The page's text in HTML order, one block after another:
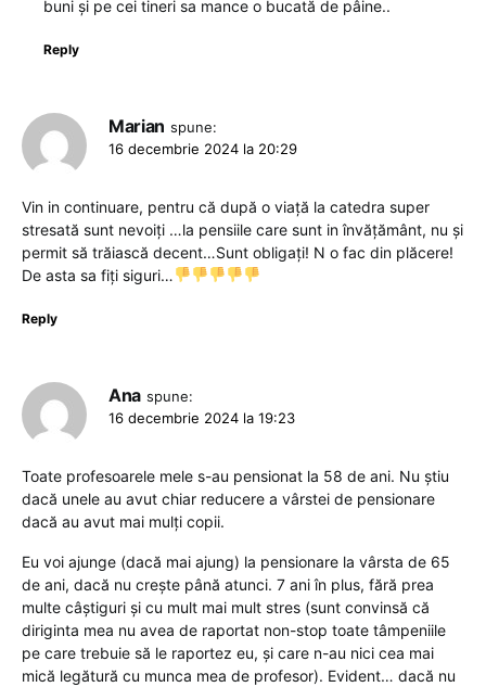
buni și pe cei tineri sa mance o bucată de pâine..
Reply
Marian spune:
16 decembrie 2024 la 20:29
Vin in continuare, pentru că după o viață la catedra super
stresată sunt nevoiți …la pensiile care sunt in învățământ, nu și
permit să trăiască decent…Sunt obligați! N o fac din plăcere!
De asta sa fiți siguri…
Reply
Ana spune:
16 decembrie 2024 la 19:23
Toate profesoarele mele s-au pensionat la 58 de ani. Nu știu
dacă unele au avut chiar reducere a vârstei de pensionare
dacă au avut mai mulți copii.
Eu voi ajunge (dacă mai ajung) la pensionare la vârsta de 65
de ani, dacă nu crește până atunci. 7 ani în plus, fără prea
multe câștiguri și cu mult mai mult stres (sunt convinsă că
diriginta mea nu avea de raportat non-stop toate tâmpeniile
pe care trebuie să le raportez eu, și care n-au nici cea mai
mică legătură cu munca mea de profesor). Evident… dacă nu